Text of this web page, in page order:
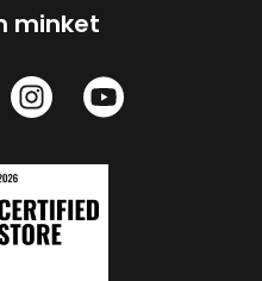
minket